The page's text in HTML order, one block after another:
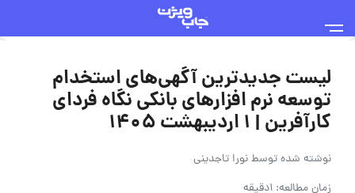
لیست جدیدترین آگهی‌های استخدام
توسعه نرم افزارهای بانکی نگاه فردای
کارآفرین | 1 اردیبهشت 1405
نوشته شده توسطنورا تاجدینی
زمان مطالعه: 1دقیقه